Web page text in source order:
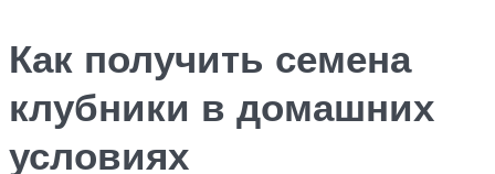
Как получить семена
клубники в домашних
условиях